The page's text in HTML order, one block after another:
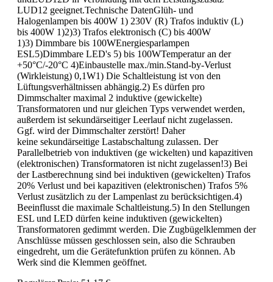
LUD12 geeignet.Technische DatenGlüh- und
Halogenlampen bis 400W 1) 230V (R) Trafos induktiv (L)
bis 400W 1)2)3) Trafos elektronisch (C) bis 400W
1)3) Dimmbare bis 100WEnergiesparlampen
ESL5)Dimmbare LED's 5) bis 100WTemperatur an der
+50°C/-20°C 4)Einbaustelle max./min.Stand-by-Verlust
(Wirkleistung) 0,1W1) Die Schaltleistung ist von den
Lüftungsverhältnissen abhängig.2) Es dürfen pro
Dimmschalter maximal 2 induktive (gewickelte)
Transformatoren und nur gleichen Typs verwendet werden,
außerdem ist sekundärseitiger Leerlauf nicht zugelassen.
Ggf. wird der Dimmschalter zerstört! Daher
keine sekundärseitige Lastabschaltung zulassen. Der
Parallelbetrieb von induktiven (ge wickelten) und kapazitiven
(elektronischen) Transformatoren ist nicht zugelassen!3) Bei
der Lastberechnung sind bei induktiven (gewickelten) Trafos
20% Verlust und bei kapazitiven (elektronischen) Trafos 5%
Verlust zusätzlich zu der Lampenlast zu berücksichtigen.4)
Beeinflusst die maximale Schaltleistung.5) In den Stellungen
ESL und LED dürfen keine induktiven (gewickelten)
Transformatoren gedimmt werden. Die Zugbügelklemmen der
Anschlüsse müssen geschlossen sein, also die Schrauben
eingedreht, um die Gerätefunktion prüfen zu können. Ab
Werk sind die Klemmen geöffnet.